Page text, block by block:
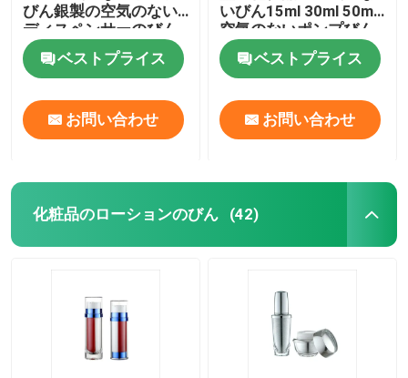
プラスチック薄板にされた管
プラスチックねじ帽子
化粧品のローション ポンプ
泡ディスペンサー ポンプ
びん銀製の空気のない
ディスペンサーのびん
ベストプライス
お問い合わせ
いびん15ml 30ml 50ml
空気のないポンプびん
ベストプライス
お問い合わせ
化粧品のローションのびん (42)